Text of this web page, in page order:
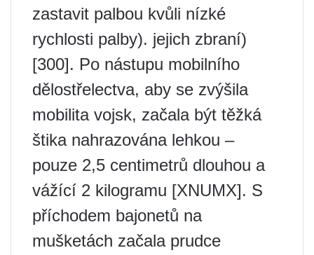
zastavit palbou kvůli nízké
rychlosti palby). jejich zbraní)
[300]. Po nástupu mobilního
dělostřelectva, aby se zvýšila
mobilita vojsk, začala být těžká
štika nahrazována lehkou –
pouze 2,5 centimetrů dlouhou a
vážící 2 kilogramu [XNUMX]. S
příchodem bajonetů na
mušketách začala prudce